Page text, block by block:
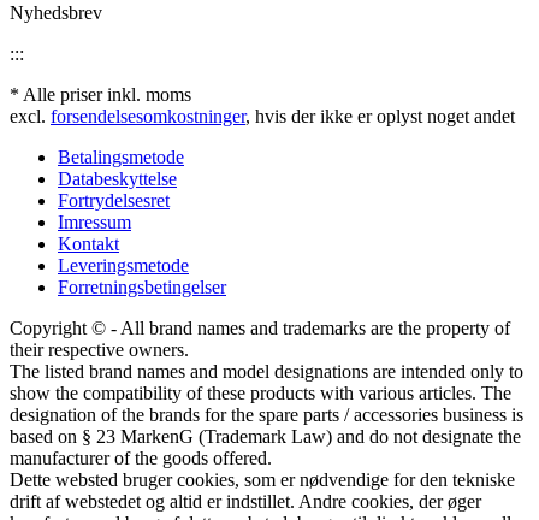
Nyhedsbrev
:::
* Alle priser inkl. moms
excl. forsendelsesomkostninger, hvis der ikke er oplyst noget andet
Betalingsmetode
Databeskyttelse
Fortrydelsesret
Imressum
Kontakt
Leveringsmetode
Forretningsbetingelser
Copyright © - All brand names and trademarks are the property of
their respective owners.
The listed brand names and model designations are intended only to
show the compatibility of these products with various articles. The
designation of the brands for the spare parts / accessories business is
based on § 23 MarkenG (Trademark Law) and do not designate the
manufacturer of the goods offered.
Dette websted bruger cookies, som er nødvendige for den tekniske
drift af webstedet og altid er indstillet. Andre cookies, der øger